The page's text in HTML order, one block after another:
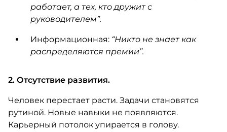
работает, а тех, кто дружит с
руководителем”.
Информационная: “Никто не знает как
распределяются премии”.
2. Отсутствие развития.
Человек перестает расти. Задачи становятся
рутиной. Новые навыки не появляются.
Карьерный потолок упирается в голову.